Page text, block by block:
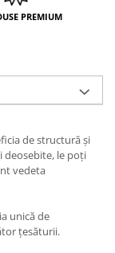
PREMIUM
de structură și
deosebite, le poți
vedeta
unică de
țesăturii.